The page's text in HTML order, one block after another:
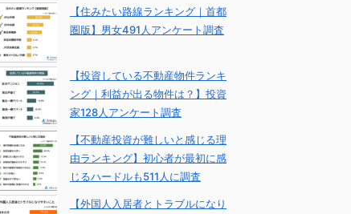
【住みたい路線ランキング｜首都
圏版】男女491人アンケート調査
【投資している不動産物件ランキ
ング｜利益が出る物件は？】投資
家128人アンケート調査
【不動産投資が難しいと感じる理
由ランキング】初心者が最初に感
じるハードルも511人に調査
【外国人入居者とトラブルになり